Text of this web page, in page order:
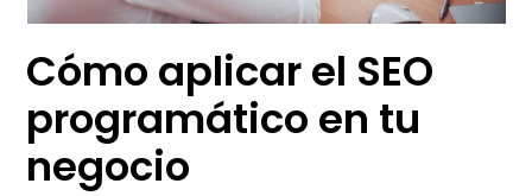
Cómo aplicar el SEO
programático en tu
negocio